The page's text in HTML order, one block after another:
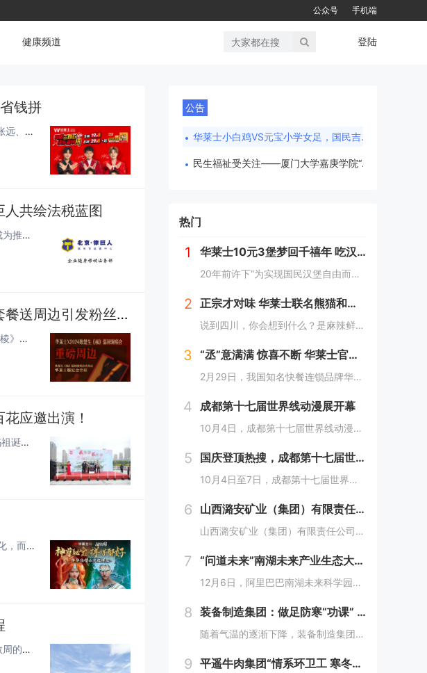
公众号 手机端
健康频道 登陆
钱拼
老北北合体的快乐谁懂？？！6月5日，华莱士官宣陈楚生、苏醒、王栎鑫、张远、王铮亮、陆虎共同成为中国华莱士品牌快乐大使，这也是再就业男团老北北的首次合体代言！华莱士6拼男团的合体，可不仅仅是《快乐老友记2》的快乐，更是实实在在华莱士省钱拼的快...
共绘法税蓝图
在当今这个信息高速流动、行业边界日益模糊的时代，企业间的跨界合作已成为推动行业创新和企业成长的重要引擎。近日，中狐财税（福州慧算账）与福州律巨人两大业界翘楚携手，共同开启“法律+财税”全新服务模式，标志着双方在各自领域的深厚积累将实现优势互...
华莱士联名陈楚生《棱》巡回演唱会青岛站啦！限定套餐送周边引发粉丝强烈关注
陈楚生的歌迷在哪里？用音乐展现多“棱”色彩，陈楚生全新主题巡回演唱会《棱》，目前正在全国火热进行！5月18日青岛站即将重磅来袭，作为和陈楚生惺惺相惜的老朋友，华莱士也给各位“花生”准备了惊喜福利！出道16年，陈楚生怀揣着对音乐和舞台的真心与...
应邀出演！
4月29日下午，首届天津古文化街民俗文化旅游节启动仪式在五一劳动节与妈祖诞辰即将到来的双重喜庆中拉开帷幕。本次活动不仅发布了节日期间的各项活动内容，更以一场精彩的文艺演出，为游客和市民呈现了一场视觉与听觉的盛宴。仪式开始前，一场由荣程小百花...
2024年的连锁餐饮赛道，卷完了供应链、卷完了规模，开始卷起了营销和文化，而作为我国连锁快餐的龙头企业，华莱士无疑是最会玩儿的“玩家”之一。日前，华莱士联名沧元图，用国潮、国漫文化，破圈儿二次元，掀起了“华门信徒”和二次元粉丝的“双厨狂喜”...
近日，众车帝海外合伙人深入迪拜、卡塔尔、土耳其等中东国家，展开为期数周的考察活动，为未来进军国际市场做好准备，这一举措标志着众车帝正积极寻求国际市场的拓展机会，标志着公司在全球范围内的战略布局进入新的阶段。中东地区，作为全球汽车市场的重要一...
公告
华莱士小白鸡VS元宝小学女足，国民吉祥物运动会又来啦！
民生福祉受关注——厦门大学嘉庚学院“嘉成业就”团队在行动
热门
1 华莱士10元3堡梦回千禧年 吃汉堡、献爱心，经典好滋味回馈社会
20年前许下“为实现国民汉堡自由而奋斗”心愿的中国华莱士可能没有想到，2024年华莱士汉堡价格居然“卷”出了首店开业的价格！9月1日，“2024华华汉堡节”正式开启，而此次汉堡节，华莱士也是下了“血本”来回馈「华门信徒」，10块钱就能吃到3...
2 正宗才对味 华莱士联名熊猫和和国庆重磅上新鱼香肉丝鸡腿堡
说到四川，你会想到什么？是麻辣鲜香的川菜？还是圆滚滚可爱的国宝“胖达”？华莱士寻味中国系列终于来到了川蜀之地，与央视动漫熊猫和和联名，9月20日重磅上新华莱士川蜀鱼香肉丝风味鸡腿堡，从舌尖出发，探寻川蜀美食的“灵魂”。中国华莱士一直秉承着传...
3 “丞”意满满 惊喜不断 华莱士官宣范丞丞为新代言人
2月29日，我国知名快餐连锁品牌华莱士正式官宣范丞丞成为中国华莱士的品牌代言人。配合官宣，华莱士携手范丞丞发布了全新的品牌TVC，还为范丞丞的粉丝们量身定制了“丞意满满”的惊喜，与范丞丞共同开启创意十足的“春日之旅”。“丞”至金开，共掀美食...
4 成都第十七届世界线动漫展开幕
10月4日，成都第十七届世界线动漫展在中国西部国际博览城开幕。本届展会以“逐浪追风，记秋航行”为主题，涵盖品牌展商互动、主题游戏体验、沉浸主题摄影、声优大赛、电竞比赛、嘉宾签售、主题巡游和IP周边销售等核心内容。展会服务继续升级！成都第十七...
5 国庆登顶热搜，成都第十七届世界线动漫展圆满举行!
10月4日至7日，成都第十七届世界线动漫展在中国西部国际博览城成功举行。世界线动漫展是成都本土市场孕育的动漫展会，凭借独特的游戏体验和品牌展商互动内容，在年轻二次元人群好评如潮，成为了西部地区受众人数最多、规模最大的动漫展会。成都第十七届世...
6 山西潞安矿业（集团）有限责任公司古城煤矿： 企业基层党组织如何围绕中心工作发挥宣传赋能作用
山西潞安矿业（集团）有限责任公司古城煤矿：企业基层党组织如何围绕中心工作发挥宣传赋能作用 习近平总书记指出，做好新形势下宣传思想工作，必须自觉承担起举旗帜、聚民心、育新人、兴文化、展形象的使命任务，这为国企做好宣传思想工作提供了根...
7 “问道未来”南湖未来产业生态大会，阿里巴巴南湖未来科学园正式宣布开园
12月6日，阿里巴巴南湖未来科学园正式宣布开园，并同期举办了“问道未来——南湖未来产业生态大会”。此次活动中，由阿里巴巴达摩院主导的湖畔实验室、中国科学院院士叶志镇团队、西湖大学裴端卿教授实验室等共计106家科技创新企业及实验室正式入驻并举...
8 装备制造集团：做足防寒“功课” 全力备战“冬考”
随着气温的逐渐下降，装备制造集团各单位坚持早安排、早准备、早落实，超前部署、多措并举做好防冻保暖工作，全力保障冬季生产安全稳定运行。“报告值班长，井口热风机组经过全面检修维护，昨天进行了试运转，一切正常。”寺河煤矿二号井机电运行工区班前会上...
9 平遥牛肉集团“情系环卫工 寒冬暖人心”